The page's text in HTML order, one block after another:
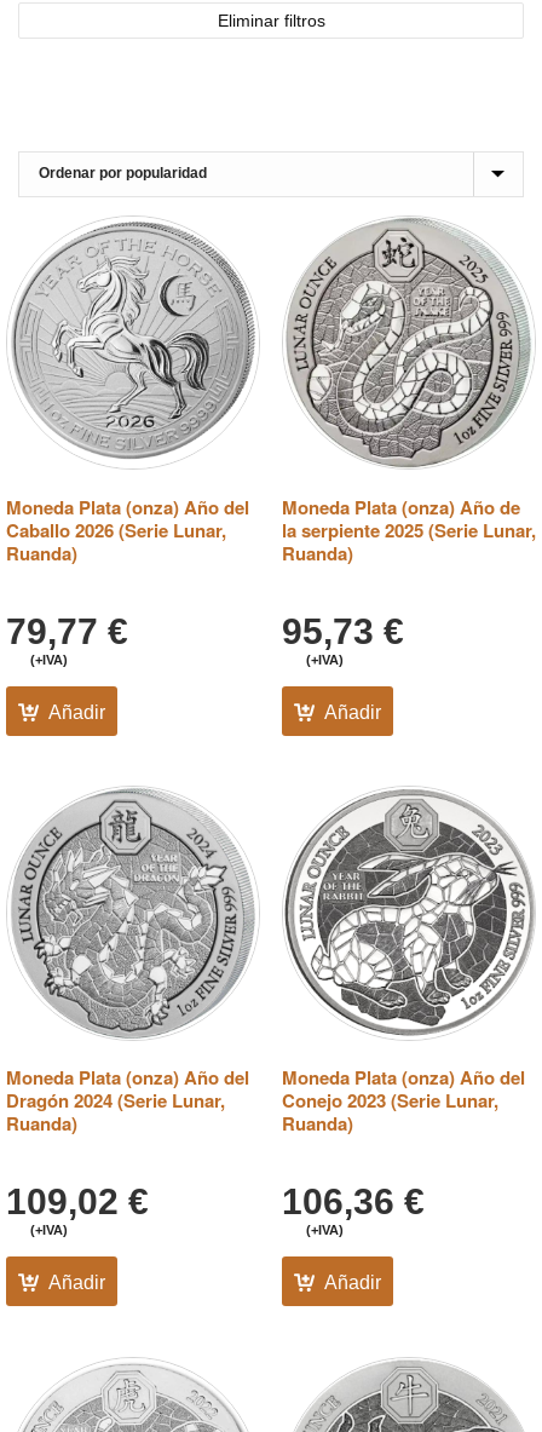
Moneda Plata (onza) Año del
Caballo 2026 (Serie Lunar,
Ruanda)
79,77 €
(+IVA)
Añadir
Moneda Plata (onza) Año de
la serpiente 2025 (Serie Lunar,
Ruanda)
95,73 €
(+IVA)
Añadir
Moneda Plata (onza) Año del
Dragón 2024 (Serie Lunar,
Ruanda)
109,02 €
(+IVA)
Añadir
Moneda Plata (onza) Año del
Conejo 2023 (Serie Lunar,
Ruanda)
106,36 €
(+IVA)
Añadir
Eliminar filtros